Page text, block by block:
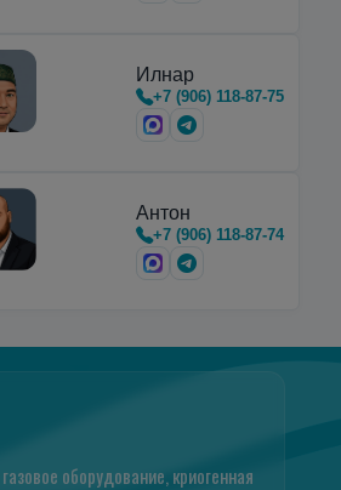
Илнар
+7 (906) 118-87-75
Антон
+7 (906) 118-87-74
оборудование, криогенная